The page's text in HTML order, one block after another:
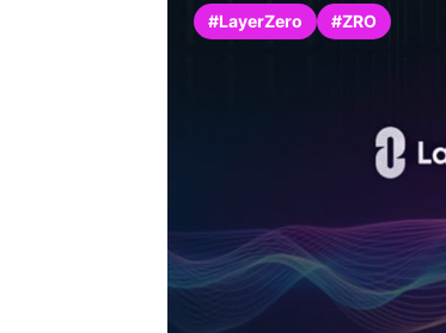
#LayerZero #ZRO